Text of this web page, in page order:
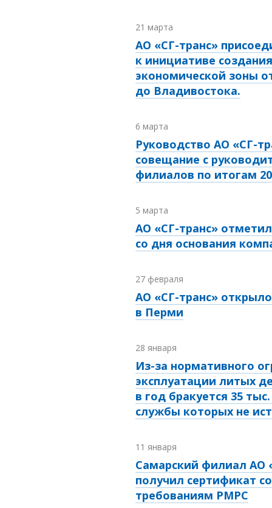
21 марта
АО «СГ-транс»
к инициативе
экономической зоны
до Владивостока.
6 марта
Руководство АО «СГ-
совещание с
филиалов по итогам
5 марта
АО «СГ-транс»
со дня основания
27 февраля
АО «СГ-транс»
в Перми
28 января
Из-за нормативного
эксплуатации литых
в год бракуется 35
службы которых не
11 января
Самарский филиал АО
получил сертификат
требованиям РМРС